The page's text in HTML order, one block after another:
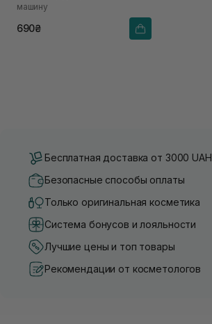
машину
690₴
Бесплатная доставка от 3000 UAH
Безопасные способы оплаты
Только оригинальная косметика
Система бонусов и лояльности
Лучшие цены и топ товары
Рекомендации от косметологов